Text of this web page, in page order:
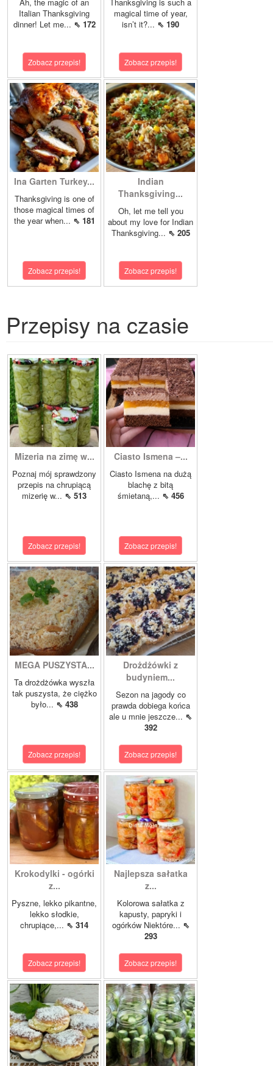
Italian Thanksgiving
dinner! Let me... ⇖ 172
Zobacz przepis!
magical time of year,
isn’t it?... ⇖ 190
Zobacz przepis!
Ina Garten Turkey...
Thanksgiving is one of
those magical times of
the year when... ⇖ 181
Zobacz przepis!
Indian
Thanksgiving...
Oh, let me tell you
about my love for Indian
Thanksgiving... ⇖ 205
Zobacz przepis!
Przepisy na czasie
Mizeria na zimę w...
Poznaj mój sprawdzony
przepis na chrupiącą
mizerię w... ⇖ 513
Zobacz przepis!
Ciasto Ismena –...
Ciasto Ismena na dużą
blachę z bitą
śmietaną,... ⇖ 456
Zobacz przepis!
MEGA PUSZYSTA...
Ta drożdżówka wyszła
tak puszysta, że ciężko
było... ⇖ 438
Zobacz przepis!
Drożdżówki z
budyniem...
Sezon na jagody co
prawda dobiega końca
ale u mnie jeszcze... ⇖
392
Zobacz przepis!
Krokodylki - ogórki
z...
Pyszne, lekko pikantne,
lekko słodkie,
chrupiące,... ⇖ 314
Zobacz przepis!
Najlepsza sałatka
z...
Kolorowa sałatka z
kapusty, papryki i
ogórków Niektóre... ⇖
293
Zobacz przepis!